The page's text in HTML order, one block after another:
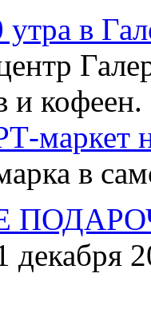
утра в
и кофеен.
маркет
в
декабря